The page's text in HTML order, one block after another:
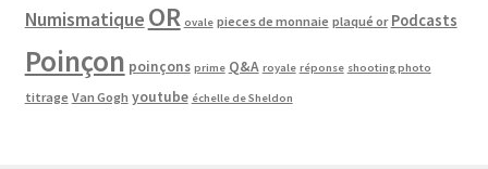
Numismatique OR ovale pieces de monnaie plaqué or Podcasts
Poinçon poinçons prime Q&A royale réponse shooting photo
titrage Van Gogh youtube échelle de Sheldon